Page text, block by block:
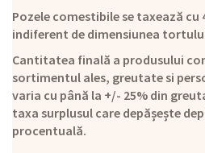
Pozele comestibile se taxează cu
indiferent de dimensiunea
Cantitatea finală a produsului
sortimentul ales, greutate si
varia cu până la +/- 25% din
taxa surplusul care depășește
procentuală.